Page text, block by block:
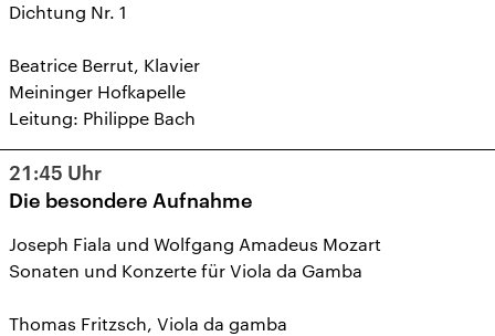
Dichtung Nr. 1
Beatrice Berrut, Klavier
Meininger Hofkapelle
Leitung: Philippe Bach
21:45 Uhr
Die besondere Aufnahme
Joseph Fiala und Wolfgang Amadeus Mozart
Sonaten und Konzerte für Viola da Gamba
Thomas Fritzsch, Viola da gamba